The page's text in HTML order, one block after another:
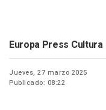
Europa Press Cultura
Jueves, 27 marzo 2025
Publicado: 08:22